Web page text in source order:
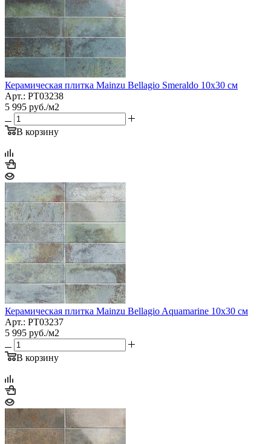
Керамическая плитка Mainzu Bellagio Smeraldo 10x30 см
Арт.: PT03238
5 995 руб./м2
В корзину
Керамическая плитка Mainzu Bellagio Aquamarine 10x30 см
Арт.: PT03237
5 995 руб./м2
В корзину